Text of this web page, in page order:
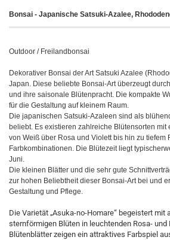
Bonsai - Japanische Satsuki-Azalee,
Outdoor / Freilandbonsai
Dekorativer Bonsai der Art Satsuki Azalee
Japan. Diese beliebte Bonsai-Art überzeugt
und ihre saisonale Blütenpracht. Die kompakte
für die Gestaltung auf kleinem Raum.
Die japanischen Satsuki-Azaleen sind als
beliebt. Es existieren zahlreiche Blütensorten mit
von Weiß über Rosa und Violett bis hin zu tiefem
Farbkombinationen. Die Blütezeit liegt
Juni.
Die kleinen Blätter und die sehr gute
zur hohen Beliebtheit dieser Bonsai-Art bei und
Gestaltung und Pflege.
Die Varietät „Asuka-no-Homare“ begeistert mit
sternförmigen Blüten in leuchtenden Rosa- und
Blütenblätter zeigen ein attraktives Farbspiel